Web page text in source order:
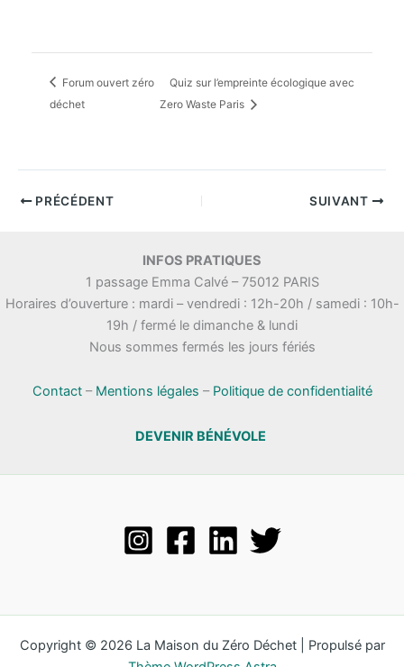
Forum ouvert zéro
déchet
Quiz sur l’empreinte écologique avec
Zero Waste Paris
PRÉCÉDENT SUIVANT
INFOS PRATIQUES
1 passage Emma Calvé – 75012 PARIS
Horaires d’ouverture : mardi – vendredi : 12h-20h / samedi : 10h-
19h / fermé le dimanche & lundi
Nous sommes fermés les jours fériés
Contact– Mentions légales – Politique de confidentialité
DEVENIR BÉNÉVOLE
Copyright © 2026 La Maison du Zéro Déchet | Propulsé par